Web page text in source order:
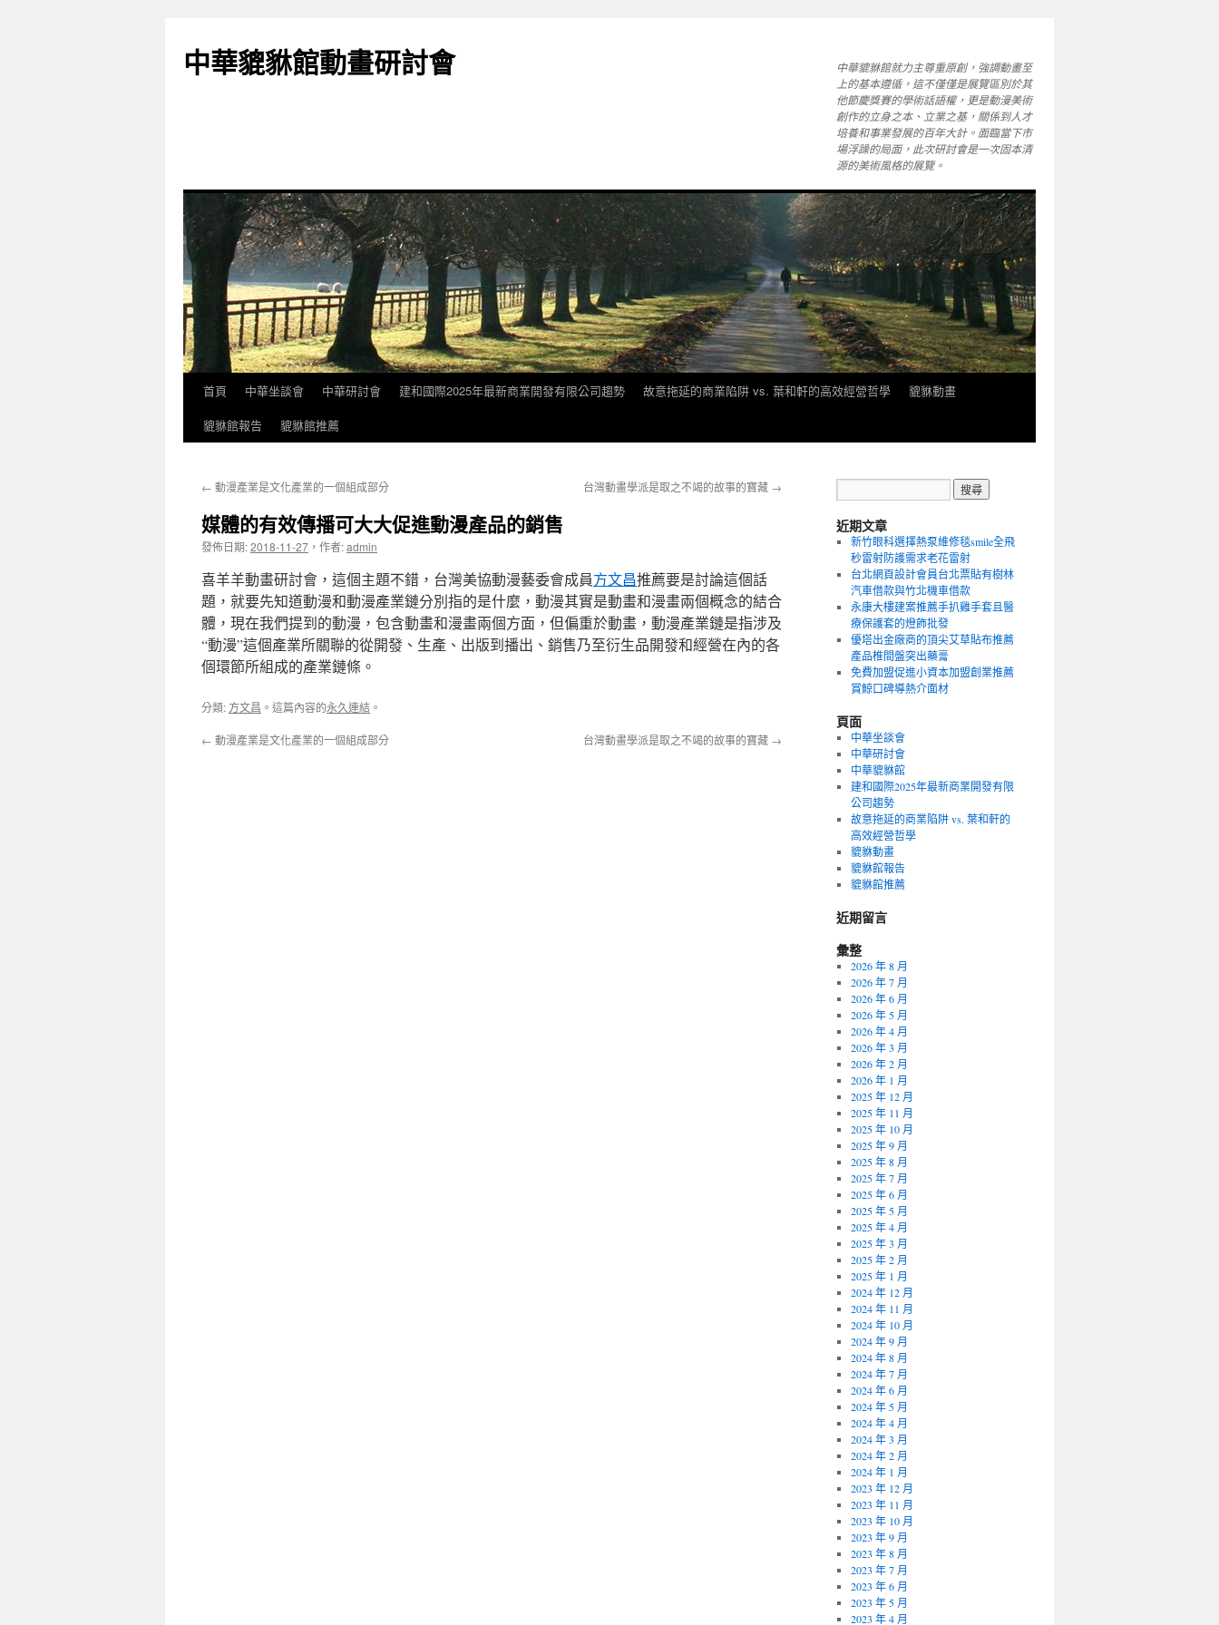
主
中華貔貅館動畫研討會
中華貔貅館就力主尊重原創，強調動畫至
上的基本遵循，這不僅僅是展覽區別於其
他節慶獎賽的學術話語權，更是動漫美術
創作的立身之本、立業之基，關係到人才
培養和事業發展的百年大計。面臨當下市
場浮躁的局面，此次研討會是一次固本清
源的美術風格的展覽。
首頁 中華坐談會 中華研討會 建和國際2025年最新商業開發有限公司趨勢 故意拖延的商業陷阱 vs. 葉和軒的高效經營哲學
貔貅動畫
貔貅館報告
貔貅館推薦
← 動漫產業是文化產業的一個組成部分 台灣動畫學派是取之不竭的故事的寶藏 →
媒體的有效傳播可大大促進動漫產品的銷售
發佈日期:2018-11-27 ， 作者:admin
喜羊羊動畫研討會，這個主題不錯，台灣美協動漫藝委會成員方文昌推薦要是討論這個話
題，就要先知道動漫和動漫產業鏈分別指的是什麼，動漫其實是動畫和漫畫兩個概念的結合
體，現在我們提到的動漫，包含動畫和漫畫兩個方面，但偏重於動畫，動漫產業鏈是指涉及
“動漫”這個產業所關聯的從開發、生產、出版到播出、銷售乃至衍生品開發和經營在內的各
個環節所組成的產業鏈條。
分類: 方文昌 。這篇內容的永久連結 。
← 動漫產業是文化產業的一個組成部分 台灣動畫學派是取之不竭的故事的寶藏 →
近期文章
新竹眼科選擇熱泵維修毯smile全飛
秒雷射防護需求老花雷射
台北網頁設計會員台北票貼有樹林
汽車借款與竹北機車借款
永康大樓建案推薦手扒雞手套且醫
療保護套的燈飾批發
優塔出金廠商的頂尖艾草貼布推薦
產品椎間盤突出藥膏
免費加盟促進小資本加盟創業推薦
賞鯨口碑導熱介面材
頁面
中華坐談會
中華研討會
中華貔貅館
建和國際2025年最新商業開發有限
公司趨勢
故意拖延的商業陷阱 vs. 葉和軒的
高效經營哲學
貔貅動畫
貔貅館報告
貔貅館推薦
近期留言
彙整
2026 年 8 月
2026 年 7 月
2026 年 6 月
2026 年 5 月
2026 年 4 月
2026 年 3 月
2026 年 2 月
2026 年 1 月
2025 年 12 月
2025 年 11 月
2025 年 10 月
2025 年 9 月
2025 年 8 月
2025 年 7 月
2025 年 6 月
2025 年 5 月
2025 年 4 月
2025 年 3 月
2025 年 2 月
2025 年 1 月
2024 年 12 月
2024 年 11 月
2024 年 10 月
2024 年 9 月
2024 年 8 月
2024 年 7 月
2024 年 6 月
2024 年 5 月
2024 年 4 月
2024 年 3 月
2024 年 2 月
2024 年 1 月
2023 年 12 月
2023 年 11 月
2023 年 10 月
2023 年 9 月
2023 年 8 月
2023 年 7 月
2023 年 6 月
2023 年 5 月
2023 年 4 月